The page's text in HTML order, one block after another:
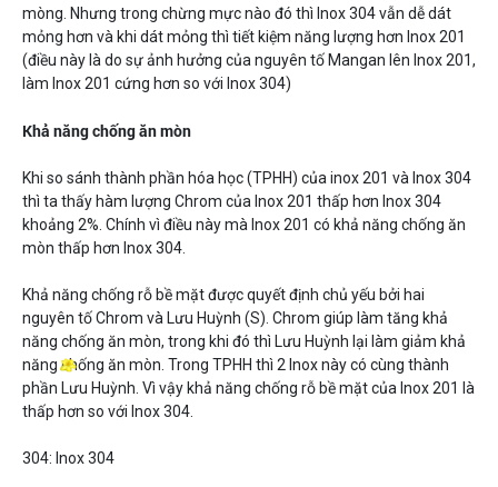
mòng. Nhưng trong chừng mực nào đó thì Inox 304 vẫn dễ dát
mỏng hơn và khi dát mỏng thì tiết kiệm năng lượng hơn Inox 201
(điều này là do sự ảnh hưởng của nguyên tố Mangan lên Inox 201,
làm Inox 201 cứng hơn so với Inox 304)
Khả năng chống ăn mòn
Khi so sánh thành phần hóa học (TPHH) của inox 201 và Inox 304
thì ta thấy hàm lượng Chrom của Inox 201 thấp hơn Inox 304
khoảng 2%. Chính vì điều này mà Inox 201 có khả năng chống ăn
mòn thấp hơn Inox 304.
Khả năng chống rỗ bề mặt được quyết định chủ yếu bởi hai
nguyên tố Chrom và Lưu Huỳnh (S). Chrom giúp làm tăng khả
năng chống ăn mòn, trong khi đó thì Lưu Huỳnh lại làm giảm khả
năng chống ăn mòn. Trong TPHH thì 2 Inox này có cùng thành
phần Lưu Huỳnh. Vì vậy khả năng chống rỗ bề mặt của Inox 201 là
thấp hơn so với Inox 304.
304: Inox 304